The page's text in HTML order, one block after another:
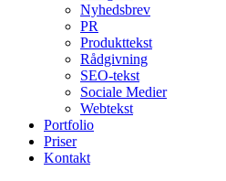
Nyhedsbrev
PR
Produkttekst
Rådgivning
SEO-tekst
Sociale Medier
Webtekst
Portfolio
Priser
Kontakt